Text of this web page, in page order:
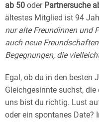
ab 50 oder Partnersuche
ältestes Mitglied ist 94
nur alte Freundinnen und
auch neue
Begegnungen, die
Egal, ob du in den besten
Gleichgesinnte suchst,
uns bist du richtig. Lust
oder ein spontanes Date?